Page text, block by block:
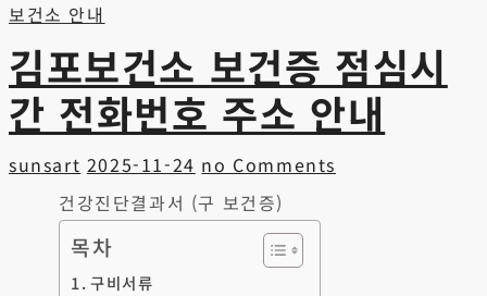
보건소 안내
김포보건소 보건증 점심시
간 전화번호 주소 안내
sunsart 2025-11-24 no Comments
건강진단결과서 (구 보건증)
목차
구비서류